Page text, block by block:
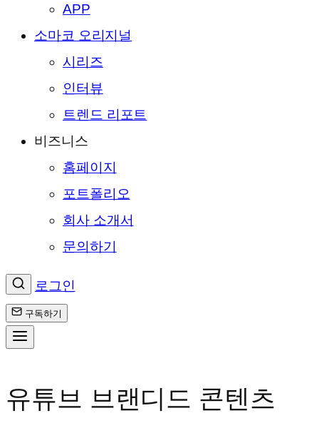
APP
소마코 오리지널
시리즈
인터뷰
트렌드 리포트
비즈니스
홈페이지
포트폴리오
회사 소개서
문의하기
로그인
구독하기
텐
유튜브 브랜디드 콘텐츠